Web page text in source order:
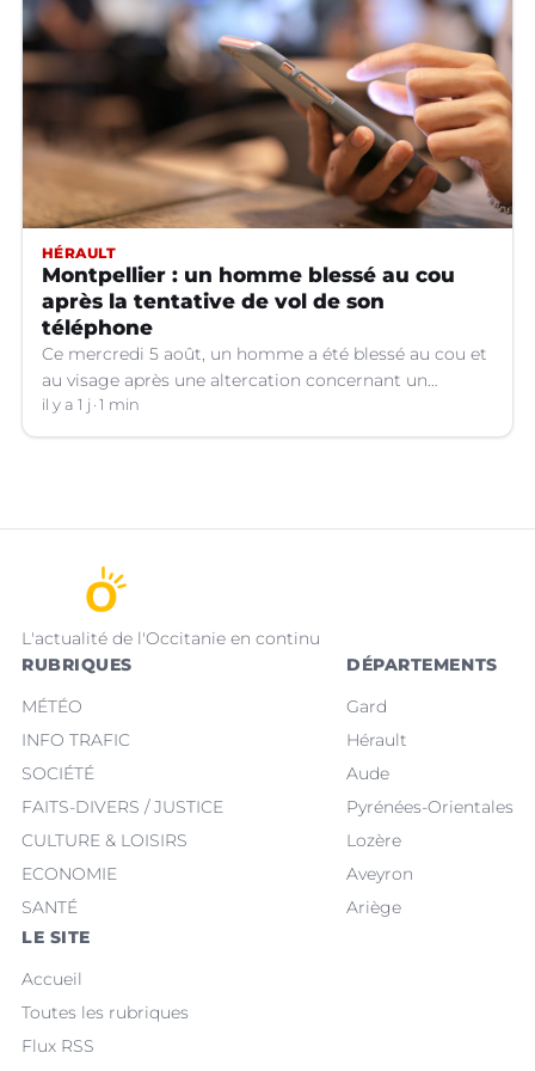
HÉRAULT
Montpellier : un homme blessé au cou
après la tentative de vol de son
téléphone
Ce mercredi 5 août, un homme a été blessé au cou et
au visage après une altercation concernant un
téléphone portable à Montpellier (Hérault).
il y a 1 j 1 min
L'actualité de l'Occitanie en continu
RUBRIQUES
MÉTÉO
INFO TRAFIC
SOCIÉTÉ
FAITS-DIVERS / JUSTICE
CULTURE & LOISIRS
ECONOMIE
SANTÉ
DÉPARTEMENTS
Gard
Hérault
Aude
Pyrénées-Orientales
Lozère
Aveyron
Ariège
LE SITE
Accueil
Toutes les rubriques
Flux RSS